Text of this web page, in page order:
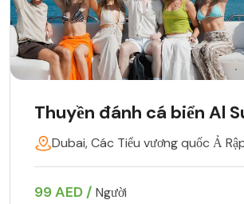
Thuyền đánh cá biển Al
Dubai, Các Tiểu vương quốc Ả
99 AED / Người